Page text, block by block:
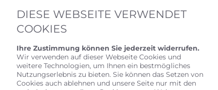
DIESE WEBSEITE VERWENDET
COOKIES
Ihre Zustimmung können Sie jederzeit widerrufen.
Wir verwenden auf dieser Webseite Cookies und
weitere Technologien, um Ihnen ein bestmögliches
Nutzungserlebnis zu bieten. Sie können das Setzen von
Cookies auch ablehnen und unsere Seite nur mit den